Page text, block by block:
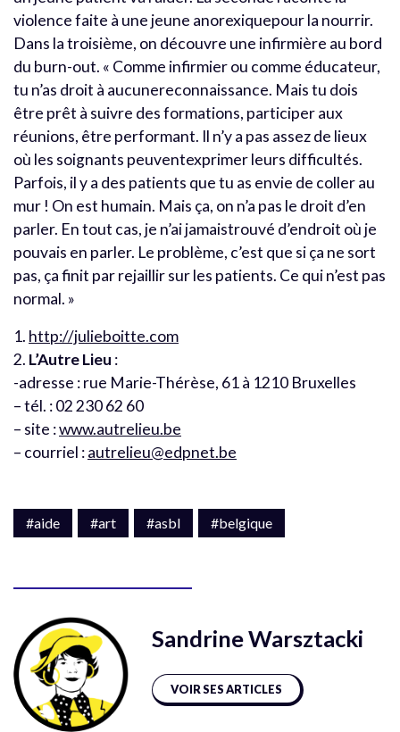
violence faite à une jeune anorexiquepour la nourrir.
Dans la troisième, on découvre une infirmière au bord
du burn-out. « Comme infirmier ou comme éducateur,
tu n’as droit à aucunereconnaissance. Mais tu dois
être prêt à suivre des formations, participer aux
réunions, être performant. Il n’y a pas assez de lieux
où les soignants peuventexprimer leurs difficultés.
Parfois, il y a des patients que tu as envie de coller au
mur ! On est humain. Mais ça, on n’a pas le droit d’en
parler. En tout cas, je n’ai jamaistrouvé d’endroit où je
pouvais en parler. Le problème, c’est que si ça ne sort
pas, ça finit par rejaillir sur les patients. Ce qui n’est pas
normal. »
1. http://julieboitte.com
2. L’Autre Lieu :
-adresse : rue Marie-Thérèse, 61 à 1210 Bruxelles
– tél. : 02 230 62 60
– site :www.autrelieu.be
– courriel :autrelieu@edpnet.be
#aide #art #asbl #belgique
Sandrine Warsztacki
VOIR SES ARTICLES